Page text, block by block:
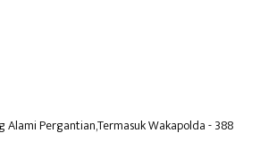
Alami Pergantian,Termasuk Wakapolda- 388